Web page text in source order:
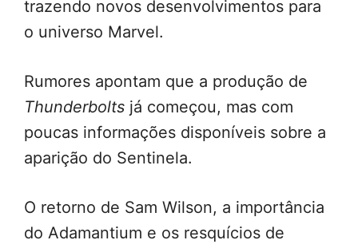
trazendo novos desenvolvimentos para
o universo Marvel.
Rumores apontam que a produção de
Thunderbolts já começou, mas com
poucas informações disponíveis sobre a
aparição do Sentinela.
O retorno de Sam Wilson, a importância
do Adamantium e os resquícios de